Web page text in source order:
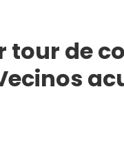
tour de